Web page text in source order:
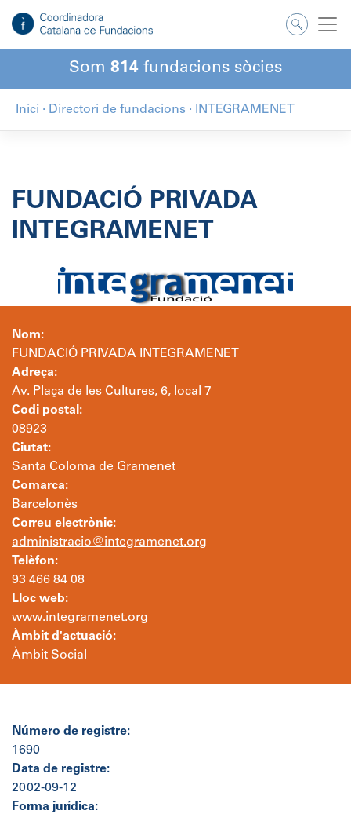
contingut
Som 814 fundacions sòcies
Inici · Directori de fundacions · INTEGRAMENET
FUNDACIÓ PRIVADA
INTEGRAMENET
Nom:
FUNDACIÓ PRIVADA INTEGRAMENET
Adreça:
Av. Plaça de les Cultures, 6, local 7
Codi postal:
08923
Ciutat:
Santa Coloma de Gramenet
Comarca:
Barcelonès
Correu electrònic:
administracio@integramenet.org
Telèfon:
93 466 84 08
Lloc web:
www.integramenet.org
Àmbit d'actuació:
Àmbit Social
Número de registre:
1690
Data de registre:
2002-09-12
Forma jurídica: